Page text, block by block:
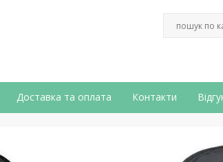
Доставка та оплата Контакти